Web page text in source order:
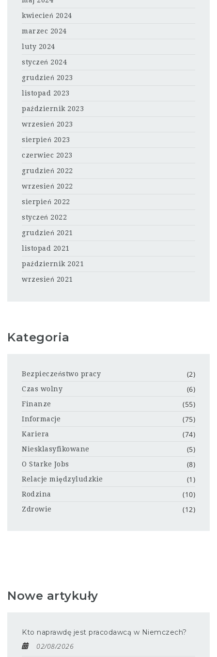
kwiecień 2024
marzec 2024
luty 2024
styczeń 2024
grudzień 2023
listopad 2023
październik 2023
wrzesień 2023
sierpień 2023
czerwiec 2023
grudzień 2022
wrzesień 2022
sierpień 2022
styczeń 2022
grudzień 2021
listopad 2021
październik 2021
wrzesień 2021
Kategoria
Bezpieczeństwo pracy (2)
Czas wolny (6)
Finanze (55)
Informacje (75)
Kariera (74)
Niesklasyfikowane (5)
O Starke Jobs (8)
Relacje międzyludzkie (1)
Rodzina (10)
Zdrowie (12)
Nowe artykuły
Kto naprawdę jest pracodawcą w Niemczech?
02/08/2026